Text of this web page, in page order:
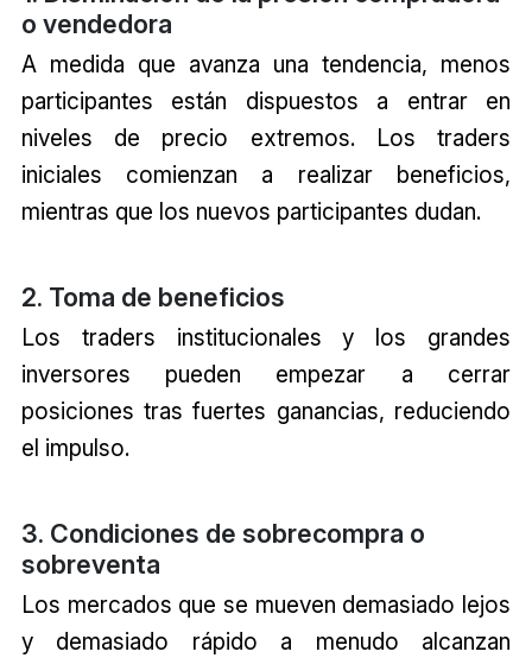
o vendedora
A medida que avanza una tendencia, menos
participantes están dispuestos a entrar en
niveles de precio extremos. Los traders
iniciales comienzan a realizar beneficios,
mientras que los nuevos participantes dudan.
2. Toma de beneficios
Los traders institucionales y los grandes
inversores pueden empezar a cerrar
posiciones tras fuertes ganancias, reduciendo
el impulso.
3. Condiciones de sobrecompra o
sobreventa
Los mercados que se mueven demasiado lejos
y demasiado rápido a menudo alcanzan